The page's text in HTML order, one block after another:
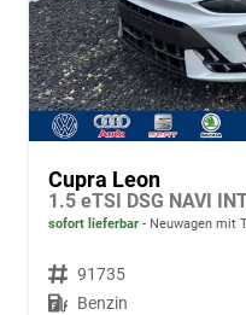
Cupra Leon
sofort lieferbar Neuwagen mit
Fahrzeugnr. 91735
Kraftstoff Benzin